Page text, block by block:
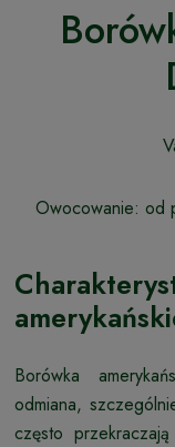
Owocowanie: od
Borówka
odmiana,
często